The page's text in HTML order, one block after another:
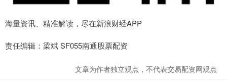
海量资讯、精准解读，尽在新浪财经APP
责任编辑：梁斌 SF055南通股票配资
文章为作者独立观点，不代表交易配资网观点